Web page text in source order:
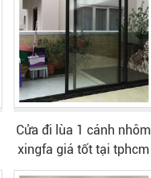
Cửa đi lùa 1 cánh nhôm
xingfa giá tốt tại tphcm